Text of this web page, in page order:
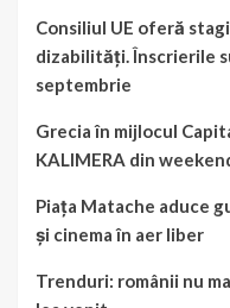
Consiliul UE oferă
dizabilități. Înscrierile
septembrie
Grecia în mijlocul
KALIMERA din
Piața Matache aduce
și cinema în aer liber
Trenduri: românii nu